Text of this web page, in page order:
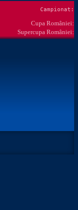
Campionat:
Cupa României:
Supercupa României: